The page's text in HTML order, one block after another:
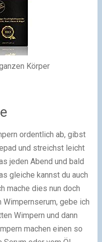
ordentlich ab, gibst
und streichst leicht
jeden Abend und bald
gleiche kannst du auch
mache dies nun doch
Wimpernserum, gebe ich
Wimpern und dann
machen einen so